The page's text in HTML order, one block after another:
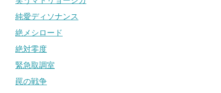
純愛ディソナンス
絶メシロード
絶対零度
緊急取調室
罠の戦争